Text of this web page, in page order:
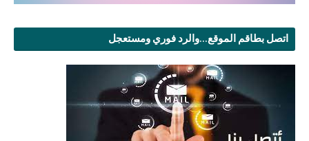
اتصل بطاقم الموقع...والرد فوري ومستعجل